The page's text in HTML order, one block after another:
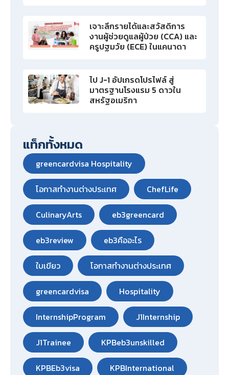
เจาะลึกรายได้และสวัสดิการ
งานผู้ช่วยดูแลผู้ป่วย (CCA) และ
ครูปฐมวัย (ECE) ในแคนาดา
ไป J-1 อัปเกรดโปรไฟล์ สู่
มาตรฐานโรงแรม 5 ดาวใน
สหรัฐอเมริกา
แท็กทั้งหมด
greencardvisa Hospitality
โอกาสทำงานต่างประเทศ ChefLife
CulinaryArts eb3greencard
eb3review eb3คืออะไร
ใบเขียว โอกาสทำงานต่างประเทศ
greencardvisa Hospitality
InternshipProgram J1Internship
J1Trainee KPBeb3unskilled
KPBEb3visa KPBInternational